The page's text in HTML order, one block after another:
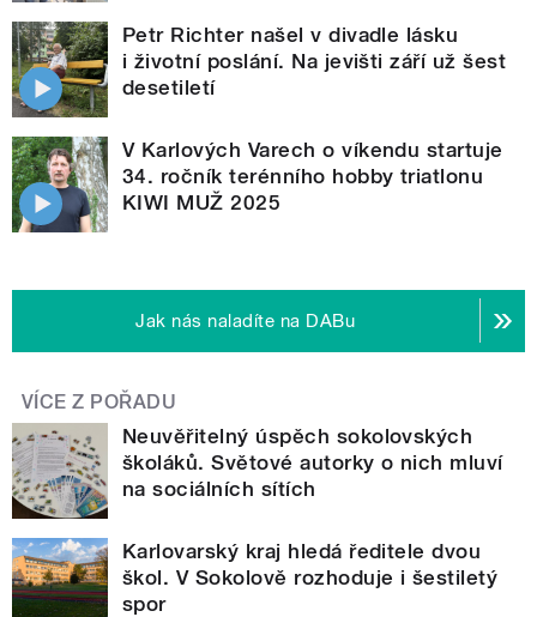
Petr Richter našel v divadle lásku
i životní poslání. Na jevišti září už šest
desetiletí
V Karlových Varech o víkendu startuje
34. ročník terénního hobby triatlonu
KIWI MUŽ 2025
Jak nás naladíte na DABu
VÍCE Z POŘADU
Neuvěřitelný úspěch sokolovských
školáků. Světové autorky o nich mluví
na sociálních sítích
Karlovarský kraj hledá ředitele dvou
škol. V Sokolově rozhoduje i šestiletý
spor